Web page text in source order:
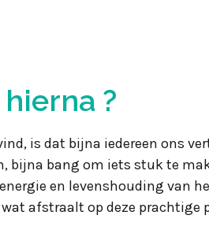
?
is dat bijna iedereen ons
bijna bang om iets stuk te
en levenshouding van
afstraalt op deze